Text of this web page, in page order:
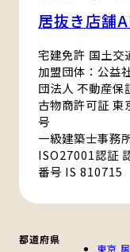
居抜き店舗
宅建免許 国土交
加盟団体：公益
団法人 不動産保
古物商許可証
号
一級建築士事務
ISO27001認証
番号 IS 810715
都道府県
東京